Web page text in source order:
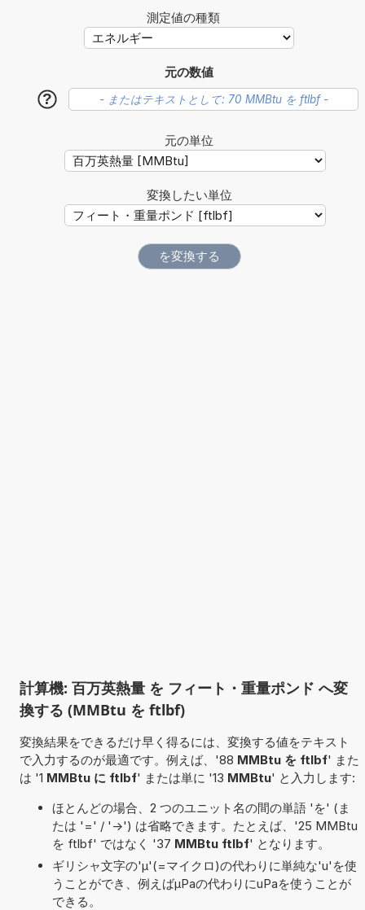
測定値の種類
元の数値
?
元の単位
変換したい単位
計算機: 百万英熱量 を フィート・重量ポンド へ変
換する (MMBtu を ftlbf)
変換結果をできるだけ早く得るには、変換する値をテキスト
で入力するのが最適です。例えば、'88 MMBtu を ftlbf' また
は '1 MMBtu に ftlbf' または単に '13 MMBtu' と入力します:
ほとんどの場合、2 つのユニット名の間の単語 'を' (ま
たは '=' / '->') は省略できます。たとえば、'25 MMBtu
を ftlbf' ではなく '37 MMBtu ftlbf' となります。
ギリシャ文字の'μ'(=マイクロ)の代わりに単純な'u'を使
うことができ、例えばµPaの代わりにuPaを使うことが
できる。